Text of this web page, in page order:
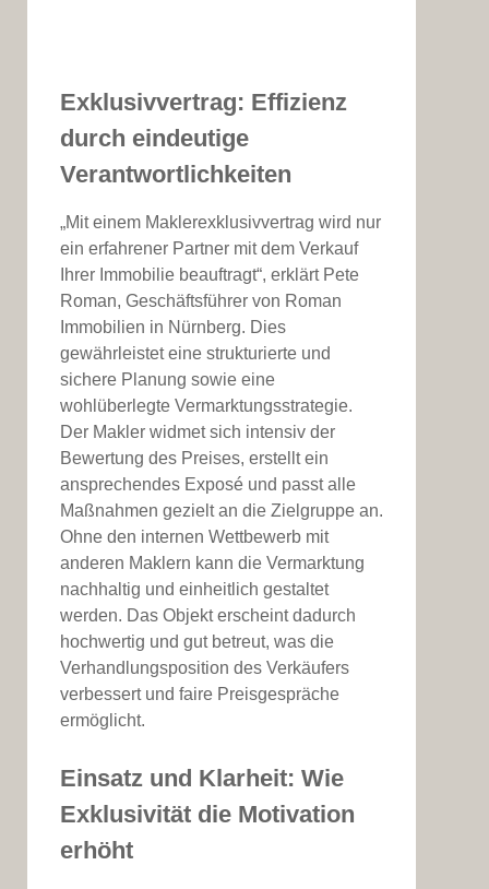
Exklusivvertrag: Effizienz
durch eindeutige
Verantwortlichkeiten
„Mit einem Maklerexklusivvertrag wird nur
ein erfahrener Partner mit dem Verkauf
Ihrer Immobilie beauftragt“, erklärt Pete
Roman, Geschäftsführer von Roman
Immobilien in Nürnberg. Dies
gewährleistet eine strukturierte und
sichere Planung sowie eine
wohlüberlegte Vermarktungsstrategie.
Der Makler widmet sich intensiv der
Bewertung des Preises, erstellt ein
ansprechendes Exposé und passt alle
Maßnahmen gezielt an die Zielgruppe an.
Ohne den internen Wettbewerb mit
anderen Maklern kann die Vermarktung
nachhaltig und einheitlich gestaltet
werden. Das Objekt erscheint dadurch
hochwertig und gut betreut, was die
Verhandlungsposition des Verkäufers
verbessert und faire Preisgespräche
ermöglicht.
Einsatz und Klarheit: Wie
Exklusivität die Motivation
erhöht